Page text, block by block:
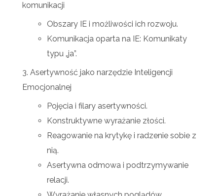
komunikacji
Obszary IE i możliwości ich rozwoju.
Komunikacja oparta na IE: Komunikaty
typu „ja”.
Asertywność jako narzędzie Inteligencji
Emocjonalnej
Pojęcia i filary asertywności.
Konstruktywne wyrażanie złości.
Reagowanie na krytykę i radzenie sobie z
nią.
Asertywna odmowa i podtrzymywanie
relacji.